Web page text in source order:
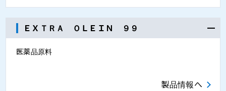
ＥＸＴＲＡ ＯＬＥＩＮ ９９
医薬品原料
製品情報へ